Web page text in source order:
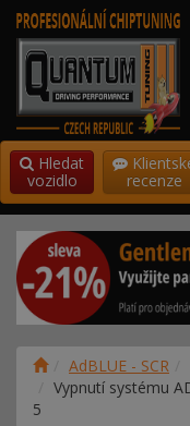
Hledat
vozidlo
recenze
AdBLUE - SCR
Vypnutí systému
5